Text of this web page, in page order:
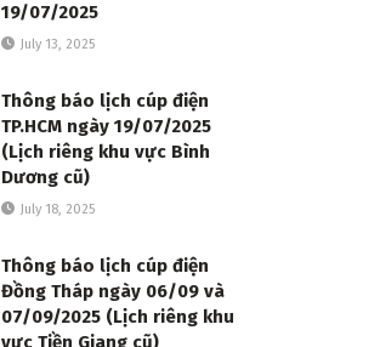
19/07/2025
July 13, 2025
Thông báo lịch cúp điện
TP.HCM ngày 19/07/2025
(Lịch riêng khu vực Bình
Dương cũ)
July 18, 2025
Thông báo lịch cúp điện
Đồng Tháp ngày 06/09 và
07/09/2025 (Lịch riêng khu
vực Tiền Giang cũ)